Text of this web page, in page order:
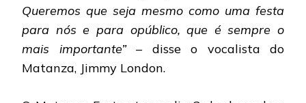
Queremos que seja mesmo como uma festa
para nós e para opúblico, que é sempre o
mais importante”– disse o vocalista do
Matanza, Jimmy London.